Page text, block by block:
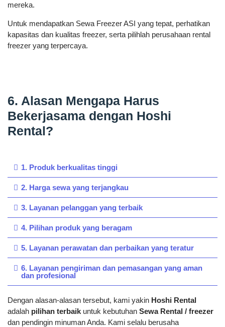
mereka.
Untuk mendapatkan Sewa Freezer ASI yang tepat, perhatikan
kapasitas dan kualitas freezer, serta pilihlah perusahaan rental
freezer yang terpercaya.
6. Alasan Mengapa Harus
Bekerjasama dengan Hoshi
Rental?
1. Produk berkualitas tinggi
2. Harga sewa yang terjangkau
3. Layanan pelanggan yang terbaik
4. Pilihan produk yang beragam
5. Layanan perawatan dan perbaikan yang teratur
6. Layanan pengiriman dan pemasangan yang aman
dan profesional
Dengan alasan-alasan tersebut, kami yakin Hoshi Rental
adalah pilihan terbaik untuk kebutuhan Sewa Rental / freezer
dan pendingin minuman Anda. Kami selalu berusaha